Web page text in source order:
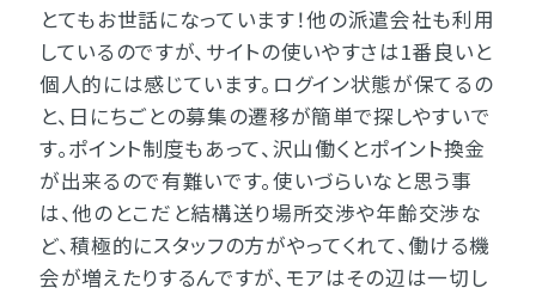
とてもお世話になっています！他の派遣会社も利用
しているのですが、サイトの使いやすさは1番良いと
個人的には感じています。ログイン状態が保てるの
と、日にちごとの募集の遷移が簡単で探しやすいで
す。ポイント制度もあって、沢山働くとポイント換金
が出来るので有難いです。使いづらいなと思う事
は、他のとこだと結構送り場所交渉や年齢交渉な
ど、積極的にスタッフの方がやってくれて、働ける機
会が増えたりするんですが、モアはその辺は一切し